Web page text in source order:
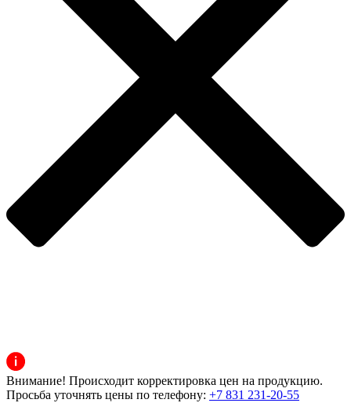
Внимание! Происходит корректировка цен на продукцию.
Просьба уточнять цены по телефону: +7 831 231-20-55